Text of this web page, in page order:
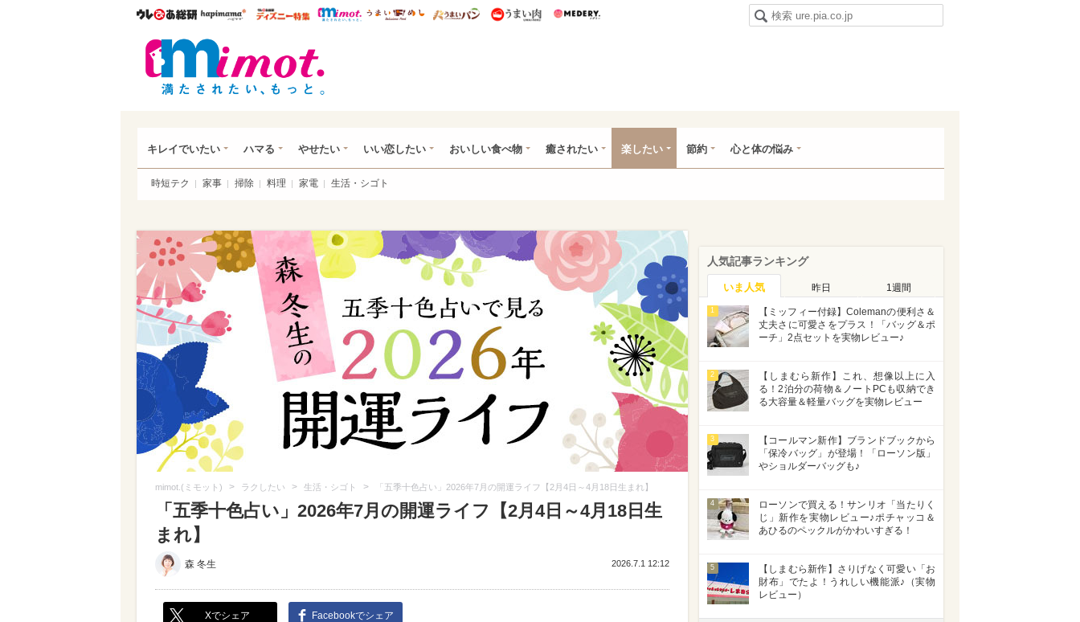
ウレぴあ総研ハピママ* ウレぴあ総研 ディズニー特集
mimot. うまいめし うまいパン うまい肉
キレイでいたい ハマる やせたい いい恋したい おいしい食べ物 癒されたい 楽したい 節約 心と体の悩み
時短テク 家事 掃除 料理 家電 生活・シゴト
mimot.(ミモット) > ラクしたい > 生活・シゴト > 「五季十色占い」2026年7月の開運ライフ【2月4日～4月18日生まれ】
「五季十色占い」2026年7月の開運ライフ【2月4日～4月18日生
まれ】
森 冬生 2026.7.1 12:12
Xでシェア Facebookでシェア
人気記事ランキング
いま人気 昨日 1週間
1
【ミッフィー付録】Colemanの便利さ＆
丈夫さに可愛さをプラス！「バッグ＆ポ
ーチ」2点セットを実物レビュー♪
2
【しまむら新作】これ、想像以上に入
る！2泊分の荷物＆ノートPCも収納でき
る大容量＆軽量バッグを実物レビュー
3
【コールマン新作】ブランドブックから
「保冷バッグ」が登場！「ローソン版」
やショルダーバッグも♪
4
ローソンで買える！サンリオ「当たりく
じ」新作を実物レビュー♪ポチャッコ＆
あひるのペックルがかわいすぎる！
5
【しまむら新作】さりげなく可愛い「お
財布」でたよ！うれしい機能派♪（実物
レビュー）